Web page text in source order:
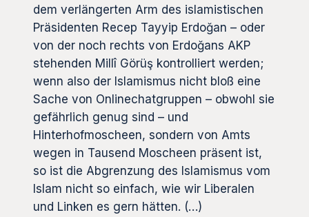
dem verlängerten Arm des islamistischen
Präsidenten Recep Tayyip Erdoğan – oder
von der noch rechts von Erdoğans AKP
stehenden Millî Görüş kontrolliert werden;
wenn also der Islamismus nicht bloß eine
Sache von Onlinechatgruppen – obwohl sie
gefährlich genug sind – und
Hinterhofmoscheen, sondern von Amts
wegen in Tausend Moscheen präsent ist,
so ist die Abgrenzung des Islamismus vom
Islam nicht so einfach, wie wir Liberalen
und Linken es gern hätten. (…)